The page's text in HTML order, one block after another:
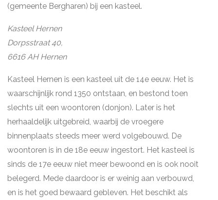
(gemeente Bergharen) bij een kasteel.
Kasteel Hernen
Dorpsstraat 40,
6616 AH Hernen
Kasteel Hernen is een kasteel uit de 14e eeuw. Het is
waarschijnlijk rond 1350 ontstaan, en bestond toen
slechts uit een woontoren (donjon). Later is het
herhaaldelijk uitgebreid, waarbij de vroegere
binnenplaats steeds meer werd volgebouwd. De
woontoren is in de 18e eeuw ingestort. Het kasteel is
sinds de 17e eeuw niet meer bewoond en is ook nooit
belegerd. Mede daardoor is er weinig aan verbouwd,
en is het goed bewaard gebleven. Het beschikt als